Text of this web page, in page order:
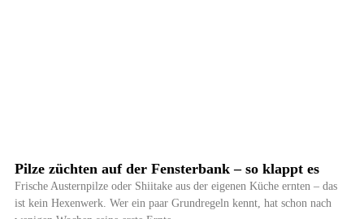
Pilze züchten auf der Fensterbank – so klappt es
Frische Austernpilze oder Shiitake aus der eigenen Küche ernten – das
ist kein Hexenwerk. Wer ein paar Grundregeln kennt, hat schon nach